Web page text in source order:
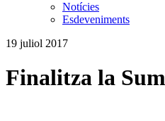
Notícies
Esdeveniments
19 juliol 2017
Finalitza la